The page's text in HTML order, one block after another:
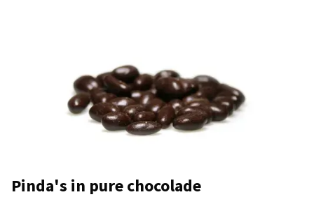
Pinda's in pure chocolade